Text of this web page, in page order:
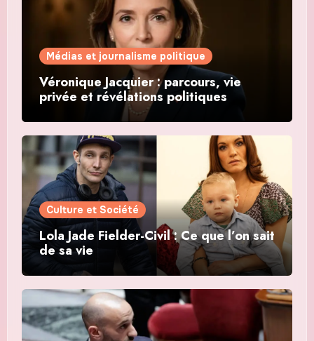
Médias et journalisme politique
Véronique Jacquier : parcours, vie
privée et révélations politiques
Culture et Société
Lola Jade Fielder-Civil : Ce que l’on sait
de sa vie